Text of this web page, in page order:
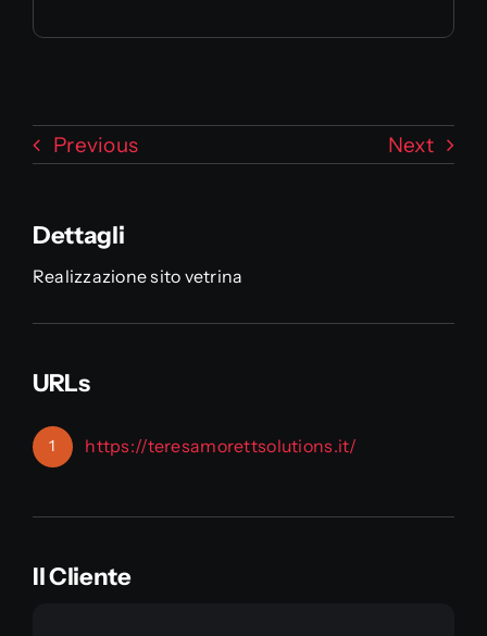
Previous Next
Dettagli
Realizzazione sito vetrina
URLs
1 https://teresamorettsolutions.it/
Il Cliente